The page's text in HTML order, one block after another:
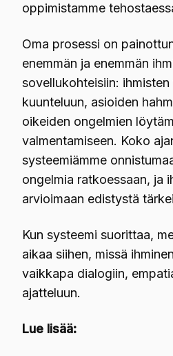
oppimistamme
Oma prosessi on
enemmän ja enemmän
sovellukohteisiin: ihmisten
kuunteluun, asioiden
oikeiden ongelmien
valmentamiseen. Koko
systeemiämme
ongelmia ratkoessaan, ja
arvioimaan edistystä
Kun systeemi suorittaa,
aikaa siihen, missä
vaikkapa dialogiin,
ajatteluun.
Lue lisää: